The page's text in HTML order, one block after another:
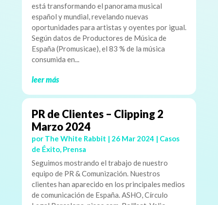
está transformando el panorama musical
español y mundial, revelando nuevas
oportunidades para artistas y oyentes por igual.
Según datos de Productores de Música de
España (Promusicae), el 83 % de la música
consumida en...
leer más
PR de Clientes – Clipping 2
Marzo 2024
por The White Rabbit | 26 Mar 2024 | Casos
de Éxito, Prensa
Seguimos mostrando el trabajo de nuestro
equipo de PR & Comunización. Nuestros
clientes han aparecido en los principales medios
de comunicación de España. ASHO, Círculo